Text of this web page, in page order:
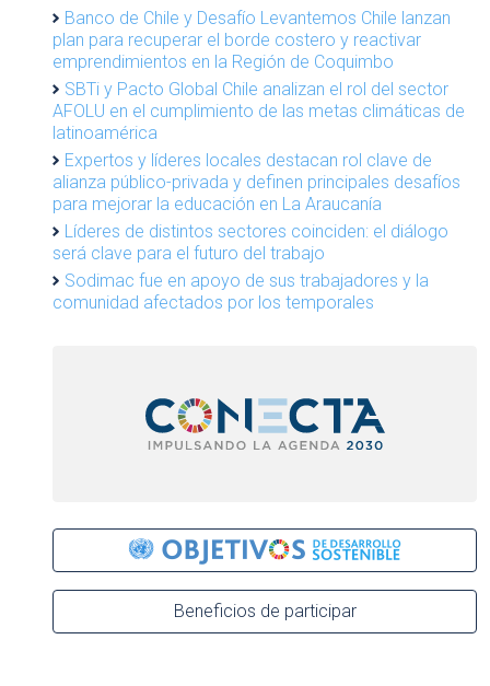
Banco de Chile y Desafío Levantemos Chile lanzan
plan para recuperar el borde costero y reactivar
emprendimientos en la Región de Coquimbo
SBTi y Pacto Global Chile analizan el rol del sector
AFOLU en el cumplimiento de las metas climáticas de
latinoamérica
Expertos y líderes locales destacan rol clave de
alianza público-privada y definen principales desafíos
para mejorar la educación en La Araucanía
Líderes de distintos sectores coinciden: el diálogo
será clave para el futuro del trabajo
Sodimac fue en apoyo de sus trabajadores y la
comunidad afectados por los temporales
Beneficios de participar